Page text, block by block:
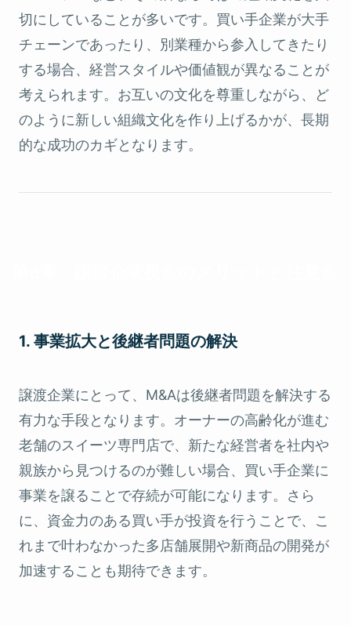
切にしていることが多いです。買い手企業が大手
チェーンであったり、別業種から参入してきたり
する場合、経営スタイルや価値観が異なることが
考えられます。お互いの文化を尊重しながら、ど
のように新しい組織文化を作り上げるかが、長期
的な成功のカギとなります。
1. 事業拡大と後継者問題の解決
譲渡企業にとって、M&Aは後継者問題を解決する
有力な手段となります。オーナーの高齢化が進む
老舗のスイーツ専門店で、新たな経営者を社内や
親族から見つけるのが難しい場合、買い手企業に
事業を譲ることで存続が可能になります。さら
に、資金力のある買い手が投資を行うことで、こ
れまで叶わなかった多店舗展開や新商品の開発が
加速することも期待できます。